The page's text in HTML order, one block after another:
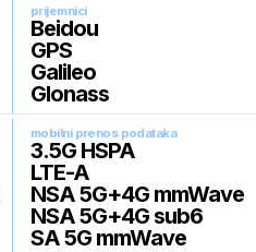
prijemnici
Beidou
GPS
Galileo
Glonass
mobilni prenos podataka
3.5G HSPA
LTE-A
NSA 5G+4G mmWave
NSA 5G+4G sub6
SA 5G mmWave